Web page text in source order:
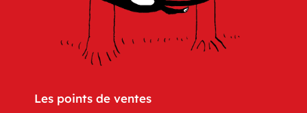
Les points de ventes